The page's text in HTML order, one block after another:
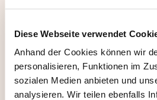
Diese Webseite verwendet
Anhand der Cookies können wir
personalisieren, Funktionen im
sozialen Medien anbieten und
analysieren. Wir teilen ebenfalls
dialogue
Interactions et échanges
Vidéos de démo
Quizz